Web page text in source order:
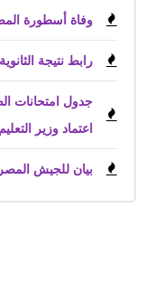
وفاة أسطورة
رابط نتيجة الثانوية
اعتماد وزير التعليم
بيان للجيش